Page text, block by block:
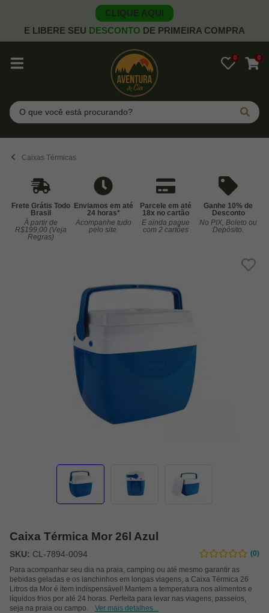
CLIQUE AQUI
E LIBERE SEU DESCONTO DE PRIMEIRA COMPRA
0 0
Pesquisar
Caixas Térmicas
Frete Grátis Todo
Brasil
À partir de
R$199,00 (Veja
Regras)
Enviamos em até
24 horas*
Acompanhe tudo
pelo site.
Parcele em até
18x no cartão
E ainda pague
com 2 cartões
Ganhe 10% de
Desconto
No PIX, Boleto ou
Depósito.
Caixa Térmica Mor 26l Azul
SKU: CL-7894-0094
(0)
Para acompanhar seu dia na praia, camping ou até mesmo garantir as
bebidas geladas e os lanchinhos em longas viagens, a Caixa Térmica 26
Litros da Mor é item indispensável! Mantem a temperatura nos alimentos e
líquidos frios por até 24 horas. Perfeita para levar nas viagens, passeios,
seja na praia ou campo.
Ver mais detalhes...